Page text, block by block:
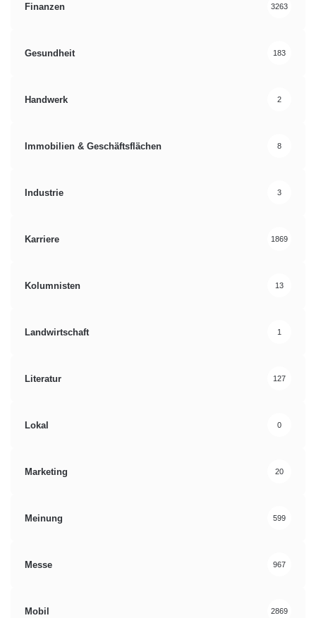
Finanzen 3263
Gesundheit 183
Handwerk 2
Immobilien & Geschäftsflächen 8
Industrie 3
Karriere 1869
Kolumnisten 13
Landwirtschaft 1
Literatur 127
Lokal 0
Marketing 20
Meinung 599
Messe 967
Mobil 2869